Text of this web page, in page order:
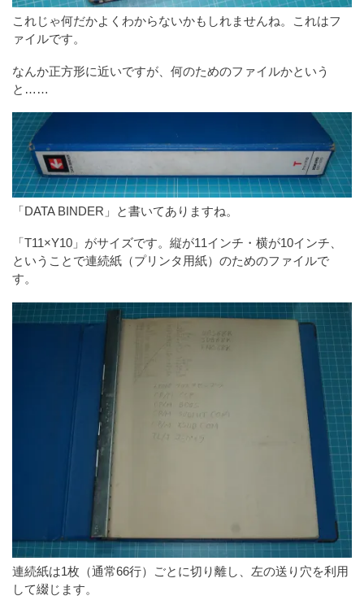
これじゃ何だかよくわからないかもしれませんね。これはフ
ァイルです。
なんか正方形に近いですが、何のためのファイルかという
と……
「DATA BINDER」と書いてありますね。
「T11×Y10」がサイズです。縦が11インチ・横が10インチ、
ということで連続紙（プリンタ用紙）のためのファイルで
す。
連続紙は1枚（通常66行）ごとに切り離し、左の送り穴を利用
して綴じます。